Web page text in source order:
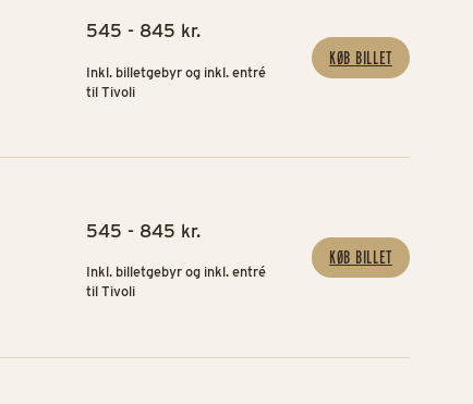
545 - 845 kr.
Inkl. billetgebyr og inkl. entré
til Tivoli
KØB BILLET
545 - 845 kr.
Inkl. billetgebyr og inkl. entré
til Tivoli
KØB BILLET